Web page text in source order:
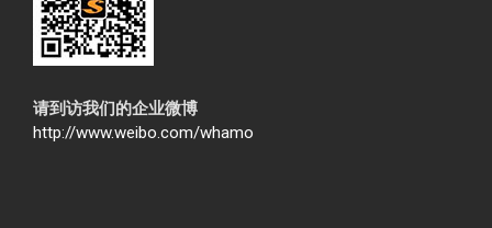
请到访我们的企业微博
http://www.weibo.com/whamo